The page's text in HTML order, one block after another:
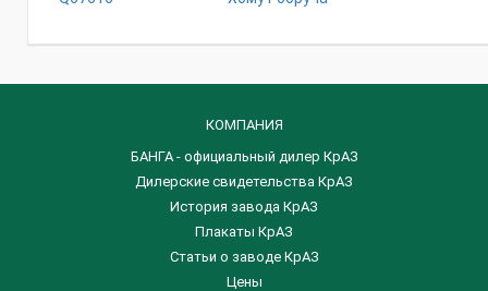
КОМПАНИЯ
БАНГА - официальный дилер КрАЗ
Дилерские свидетельства КрАЗ
История завода КрАЗ
Плакаты КрАЗ
Статьи о заводе КрАЗ
Цены